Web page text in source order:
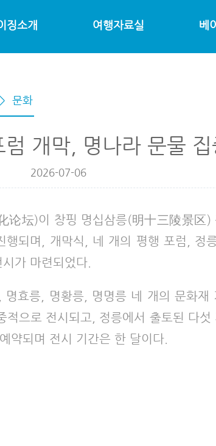
징소개 여행자료실 베
문화
개막, 명나라 문물 집
2026-07-06
论坛)이 창핑 명십삼릉(明十三陵景区)
행되며, 개막식, 네 개의 평행 포럼, 정
가 마련되었다.
효릉, 명황릉, 명명릉 네 개의 문화재
으로 전시되고, 정릉에서 출토된 다섯
약되며 전시 기간은 한 달이다.